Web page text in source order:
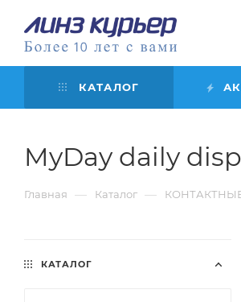
КАТАЛОГ
MyDay daily
Главная — Каталог —
КАТАЛОГ